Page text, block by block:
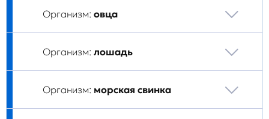
Организм: овца
Организм: лошадь
Организм: морская свинка